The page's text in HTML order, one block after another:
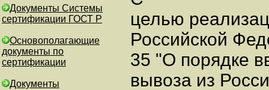
Документы Системы
сертификации ГОСТ Р
Основополагающие
документы по
сертификации
Документы
целью
Российской
35 "О порядке
вывоза из